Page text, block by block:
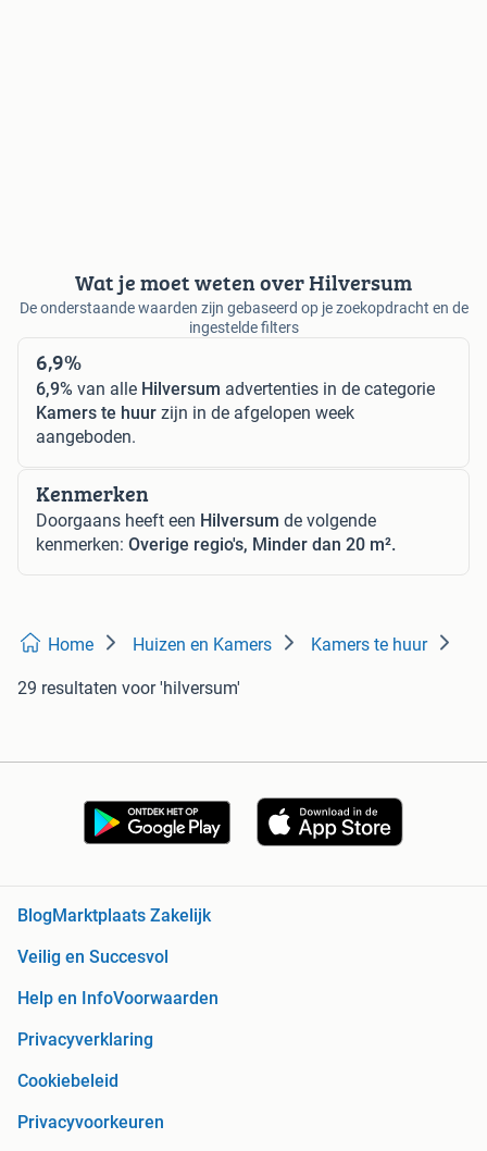
Wat je moet weten over Hilversum
De onderstaande waarden zijn gebaseerd op je zoekopdracht en de
ingestelde filters
6,9%
6,9% van alle Hilversum advertenties in de categorie
Kamers te huur zijn in de afgelopen week
aangeboden.
Kenmerken
Doorgaans heeft een Hilversum de volgende
kenmerken: Overige regio's, Minder dan 20 m².
Home Huizen en Kamers Kamers te huur
29 resultaten voor 'hilversum'
Blog Marktplaats Zakelijk
Veilig en Succesvol
Help en InfoVoorwaarden
Privacyverklaring
Cookiebeleid
Privacyvoorkeuren